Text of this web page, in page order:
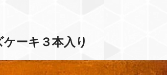
ーキ３本入り